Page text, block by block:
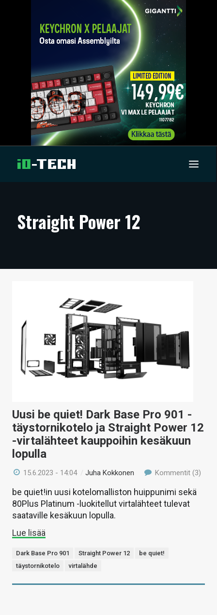
ARTIKKELIT
TECHBBS
KAUPPA
VAIHDA TEEMA
Straight Power 12
Uusi be quiet! Dark Base Pro 901 -
täystornikotelo ja Straight Power 12
-virtalähteet kauppoihin kesäkuun
lopulla
15.6.2023 - 14:04 /Juha Kokkonen Kommentit (3)
be quiet!in uusi kotelomalliston huippunimi sekä
80Plus Platinum -luokitellut virtalähteet tulevat
saataville kesäkuun lopulla.
Lue lisää
Dark Base Pro 901 Straight Power 12
be quiet!
täystornikotelo
virtalähde